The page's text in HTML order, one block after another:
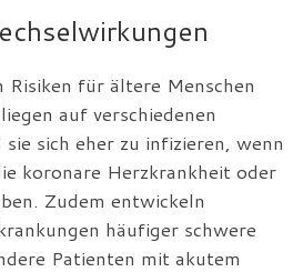
Risiken für ältere Menschen
auf verschiedenen
sie sich eher zu infizieren, wenn
koronare Herzkrankheit oder
Zudem entwickeln
häufiger schwere
Patienten mit akutem